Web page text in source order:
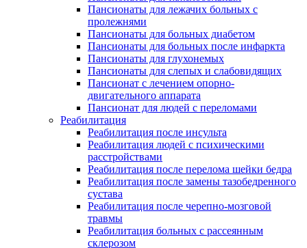
Пансионаты для лежачих больных с
пролежнями
Пансионаты для больных диабетом
Пансионаты для больных после инфаркта
Пансионаты для глухонемых
Пансионаты для слепых и слабовидящих
Пансионат с лечением опорно-
двигательного аппарата
Пансионат для людей с переломами
Реабилитация
Реабилитация после инсульта
Реабилитация людей с психическими
расстройствами
Реабилитация после перелома шейки бедра
Реабилитация после замены тазобедренного
сустава
Реабилитация после черепно-мозговой
травмы
Реабилитация больных с рассеянным
склерозом